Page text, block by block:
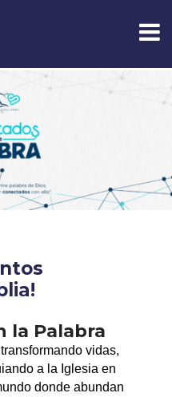
la Palabra
vidas,
a la Iglesia en
donde abundan